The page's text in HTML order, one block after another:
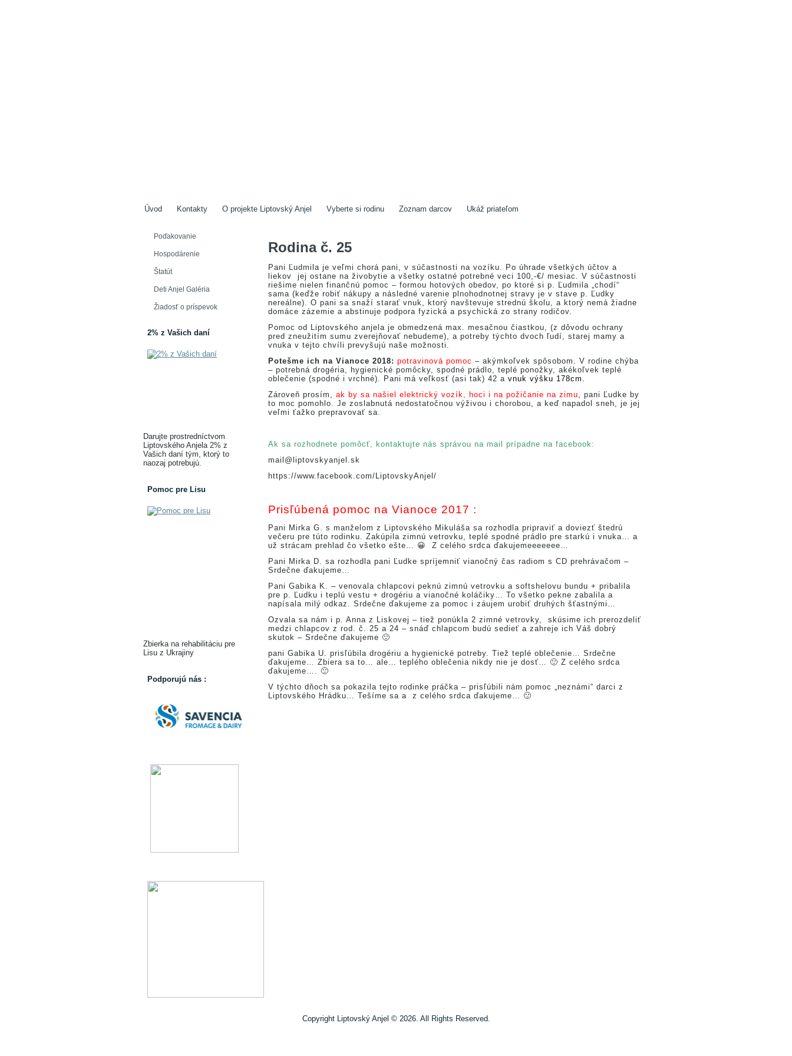
Úvod Kontakty O projekte Liptovský Anjel Vyberte si rodinu Zoznam darcov Ukáž priateľom
Poďakovanie
Hospodárenie
Štatút
Deti Anjel Galéria
Žiadosť o príspevok
2% z Vašich daní
Darujte prostredníctvom
Liptovského Anjela 2% z
Vašich daní tým, ktorý to
naozaj potrebujú.
Pomoc pre Lisu
Zbierka na rehabilitáciu pre
Lisu z Ukrajiny
Podporujú nás :
Rodina č. 25
Pani Ľudmila je veľmi chorá pani, v súčastnosti na vozíku. Po úhrade všetkých účtov a
liekov jej ostane na živobytie a všetky ostatné potrebné veci 100,-€/ mesiac. V súčastnosti
riešime nielen finančnú pomoc – formou hotových obedov, po ktoré si p. Ľudmila „chodí“
sama (keďže robiť nákupy a následné varenie plnohodnotnej stravy je v stave p. Ľudky
nereálne). O pani sa snaží starať vnuk, ktorý navštevuje strednú školu, a ktorý nemá žiadne
domáce zázemie a abstinuje podpora fyzická a psychická zo strany rodičov.
Pomoc od Liptovského anjela je obmedzená max. mesačnou čiastkou, (z dôvodu ochrany
pred zneužitím sumu zverejňovať nebudeme), a potreby týchto dvoch ľudí, starej mamy a
vnuka v tejto chvíli prevyšujú naše možnosti.
Potešme ich na Vianoce 2018: potravinová pomoc – akýmkoľvek spôsobom. V rodine chýba
– potrebná drogéria, hygienické pomôcky, spodné prádlo, teplé ponožky, akékoľvek teplé
oblečenie (spodné i vrchné). Pani má veľkosť (asi tak) 42 a vnuk výšku 178cm.
Zároveň prosím, ak by sa našiel elektrický vozík, hoci i na požičanie na zimu, pani Ľudke by
to moc pomohlo. Je zoslabnutá nedostatočnou výživou i chorobou, a keď napadol sneh, je jej
veľmi ťažko prepravovať sa.
Ak sa rozhodnete pomôcť, kontaktujte nás správou na mail prípadne na facebook:
mail@liptovskyanjel.sk
https://www.facebook.com/LiptovskyAnjel/
Prisľúbená pomoc na Vianoce 2017 :
Pani Mirka G. s manželom z Liptovského Mikuláša sa rozhodla pripraviť a doviezť štedrú
večeru pre túto rodinku. Zakúpila zimnú vetrovku, teplé spodné prádlo pre starkú i vnuka… a
už strácam prehlad čo všetko ešte… 😀 Z celého srdca ďakujemeeeeeee…
Pani Mirka D. sa rozhodla pani Ľudke spríjemniť vianočný čas radiom s CD prehrávačom –
Srdečne ďakujeme…
Pani Gabika K. – venovala chlapcovi peknú zimnú vetrovku a softshelovu bundu + pribalila
pre p. Ľudku i teplú vestu + drogériu a vianočné koláčiky… To všetko pekne zabalila a
napísala milý odkaz. Srdečne ďakujeme za pomoc i záujem urobiť druhých šťastnými…
Ozvala sa nám i p. Anna z Liskovej – tiež ponúkla 2 zimné vetrovky, skúsime ich prerozdeliť
medzi chlapcov z rod. č. 25 a 24 – snáď chlapcom budú sedieť a zahreje ich Váš dobrý
skutok – Srdečne ďakujeme 🙂
pani Gabika U. prisľúbila drogériu a hygienické potreby. Tiež teplé oblečenie… Srdečne
ďakujeme… Zbiera sa to… ale… teplého oblečenia nikdy nie je dosť… 🙂 Z celého srdca
ďakujeme…. 🙂
V týchto dňoch sa pokazila tejto rodinke práčka – prisľúbili nám pomoc „neznámi“ darci z
Liptovského Hrádku… Tešíme sa a z celého srdca ďakujeme… 🙂
Copyright Liptovský Anjel © 2026. All Rights Reserved.